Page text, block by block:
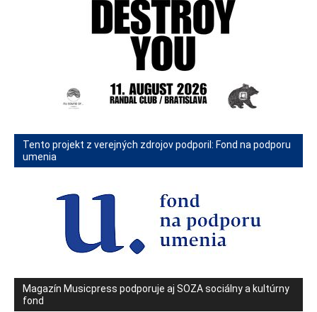
Tento projekt z verejných zdrojov podporil: Fond na podporu
umenia
Magazín Musicpress podporuje aj SOZA sociálny a kultúrny
fond